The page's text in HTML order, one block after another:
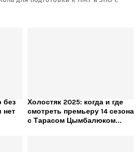
без
нет
Холостяк 2025: когда и где
смотреть премьеру 14 сезона
с Тарасом Цымбалюком...